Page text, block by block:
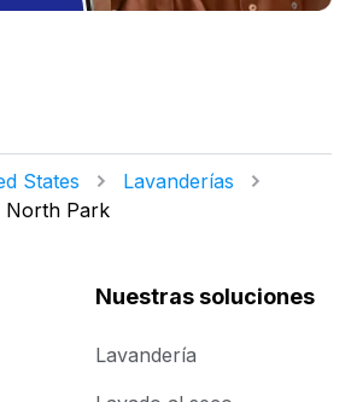
States
Lavanderías
North Park
Nuestras soluciones
Lavandería